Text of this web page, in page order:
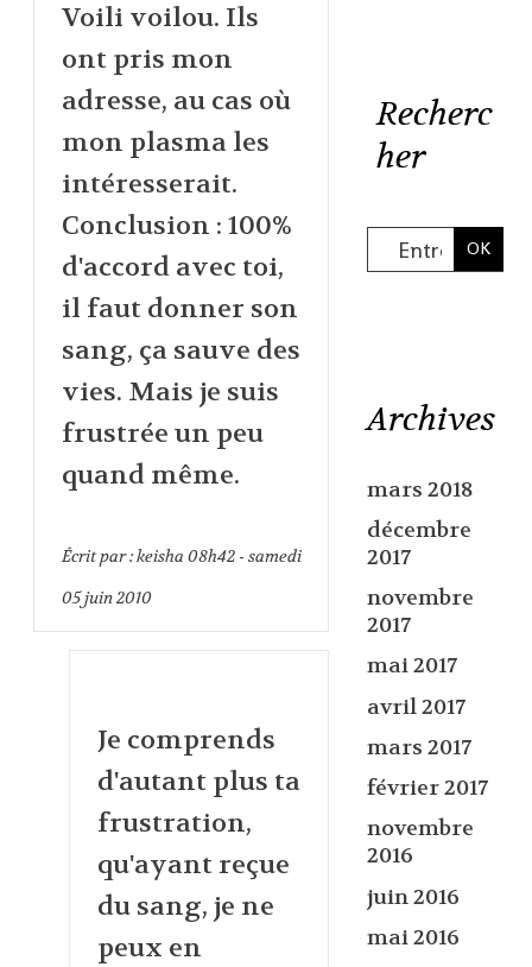
Voili voilou. Ils
ont pris mon
adresse, au cas où
mon plasma les
intéresserait.
Conclusion : 100%
d'accord avec toi,
il faut donner son
sang, ça sauve des
vies. Mais je suis
frustrée un peu
quand même.
Écrit par :keisha 08h42- samedi
05juin 2010
Je comprends
d'autant plus ta
frustration,
qu'ayant reçue
du sang, je ne
peux en
Recherc
her
Archives
mars 2018
décembre
2017
novembre
2017
mai 2017
avril 2017
mars 2017
février 2017
novembre
2016
juin 2016
mai 2016